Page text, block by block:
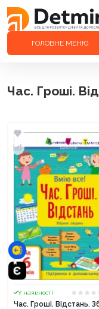
ГОЛОВНЕ МЕНЮ
Час. Гроші.
У наявності
Час. Гроші. Відстань.